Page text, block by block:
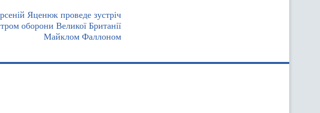
Яценюк проведе зустріч
оборони Великої Британії
Майклом Фаллоном